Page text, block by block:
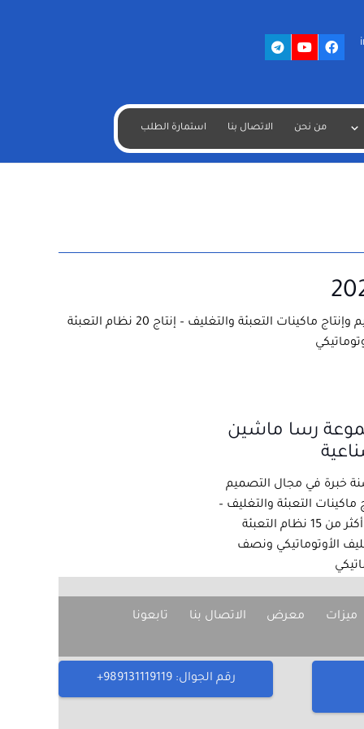
من نحن الاتصال بنا استمارة الطلب
50 سنة الخبرة في مجال التصميم وإنتاج ماكينات التعبئة والتغليف – إنتاج 20 نظام التعبئة
رسا ماشين
سنة خبرة في مجال التصميم
ماكينات التعبئة والتغليف –
إنتاج أكثر من 15 نظام التعبئة
الأوتوماتيكي ونصف
ميزات معرض الاتصال بنا تابعونا
رقم الجوال: 989131119119+